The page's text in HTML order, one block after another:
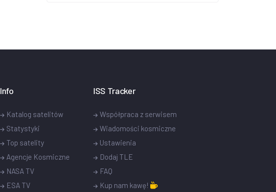
Info
Katalog satelitów
Statystyki
Top satelity
Agencje Kosmiczne
NASA TV
ESA TV
ISS Tracker
Współpraca z serwisem
Wiadomości kosmiczne
Ustawienia
Dodaj TLE
FAQ
Kup nam kawę!